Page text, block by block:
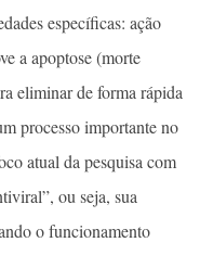
específicas: ação
a apoptose (morte
eliminar de forma rápida
processo importante no
atual da pesquisa com
ou seja, sua
o funcionamento